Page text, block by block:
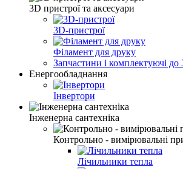
3D пристрої та аксесуари
3D-пристрої
Філамент для друку
Запчастини і комплектуючі до
Енергообладнання
Інвертори
Інженерна сантехніка
Контрольно - вимірювальні
Лічильники тепла